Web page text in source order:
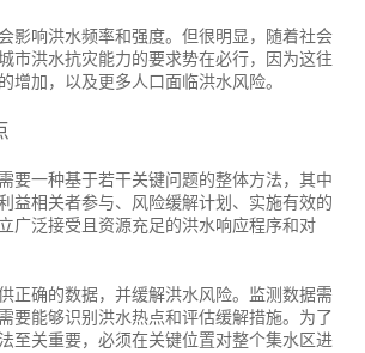
影响洪水频率和强度。但很明显，随着社会
市洪水抗灾能力的要求势在必行，因为这往
增加，以及更多人口面临洪水风险。
要一种基于若干关键问题的整体方法，其中
益相关者参与、风险缓解计划、实施有效的
广泛接受且资源充足的洪水响应程序和对
正确的数据，并缓解洪水风险。监测数据需
要能够识别洪水热点和评估缓解措施。为了
至关重要，必须在关键位置对整个集水区进